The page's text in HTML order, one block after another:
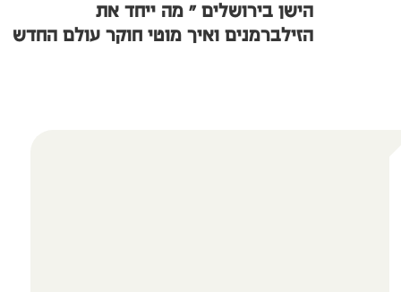
הישן בירושלים " מה ייחד את
הזילברמנים ואיך מוטי חוקר עולם החדש